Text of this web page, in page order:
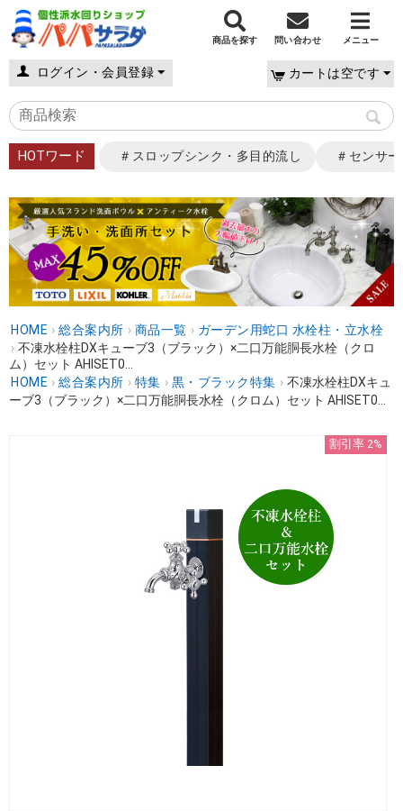
商品を探す 問い合わせ メニュー
ログイン・会員登録 カートは空です
HOTワード ＃スロップシンク・多目的流し ＃センサ
HOME › 総合案内所 › 商品一覧 › ガーデン用蛇口 水栓柱・立水栓
› 不凍水栓柱DXキューブ3（ブラック）×二口万能胴長水栓（クロ
ム）セット AHISET0...
HOME › 総合案内所 › 特集 › 黒・ブラック特集 › 不凍水栓柱DXキュ
ーブ3（ブラック）×二口万能胴長水栓（クロム）セット AHISET0...
割引率 2%